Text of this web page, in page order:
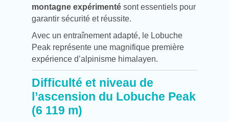
montagne expérimentésont essentiels pour
garantir sécurité et réussite.
Avec un entraînement adapté, le Lobuche
Peak représente une magnifique première
expérience d’alpinisme himalayen.
Difficulté et niveau de
l’ascension du Lobuche Peak
(6 119 m)